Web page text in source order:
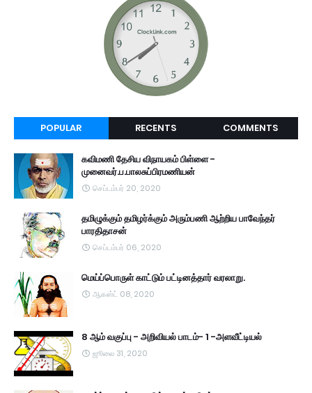
POPULAR RECENTS COMMENTS
கவிமணி தேசிய விநாயகம் பிள்ளை -
முனைவர்.ப.பாலசுப்பிரமணியன்
செப்டம்பர் 20, 2020
தமிழுக்கும் தமிழர்க்கும் அரும்பணி ஆற்றிய பாவேந்தர்
பாரதிதாசன்
செப்டம்பர் 06, 2020
மெய்ப்பொருள் காட்டும் பட்டினத்தார் வரலாறு.
ஆகஸ்ட் 08, 2020
8 ஆம் வகுப்பு - அறிவியல் பாடம்- 1 -அளவீட்டியல்
ஜூலை 31, 2020